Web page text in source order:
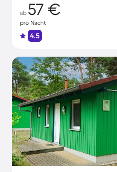
ab 57 €
pro Nacht
4.5